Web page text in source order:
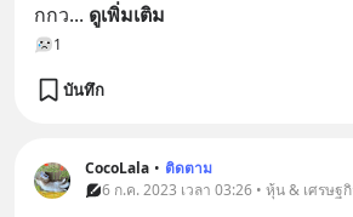
กกว... ดูเพิ่มเติม
1
บันทึก
CocoLala • ติดตาม
6 ก.ค. 2023 เวลา 03:26 • หุ้น & เศรษฐ